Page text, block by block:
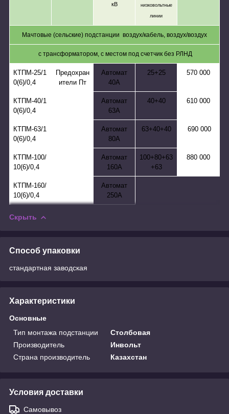
кВ
низковольтные
линии
Мачтовые (сельские) подстанции воздух/кабель, воздух/воздух
с трансформатором, с местом под счетчик без РЛНД
КТПМ-25/1
0(6)/0,4
Предохран
ители Пт
Автомат
40А
25+25 570 000
КТПМ-40/1
0(6)/0,4
Автомат
63А
40+40 610 000
КТПМ-63/1
0(6)/0,4
Автомат
80А
63+40+40 690 000
КТПМ-100/
10(6)/0,4
Автомат
160А
100+80+63
+63
880 000
КТПМ-160/
10(6)/0,4
Автомат
250А
Скрыть
Способ упаковки
стандартная заводская
Характеристики
Основные
Тип монтажа подстанции
Столбовая
Производитель
Инвольт
Страна производитель
Казахстан
Условия доставки
Самовывоз